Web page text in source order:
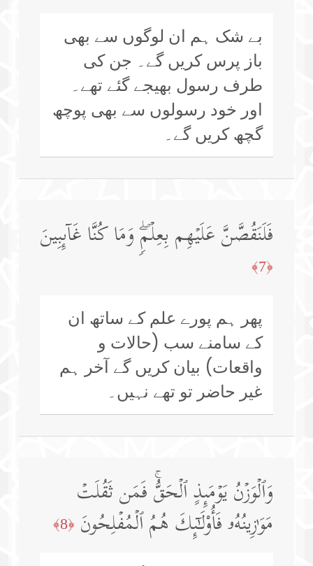
بے شک ہم ان لوگوں سے بھی
باز پرس کریں گے۔ جن کی
طرف رسول بھیجے گئے تھے۔
اور خود رسولوں سے بھی پوچھ
گچھ کریں گے۔
فَلَنَقُصَّنَّ عَلَیۡهِم بِعِلۡمࣲۖ وَمَا كُنَّا غَاۤىِٕبِینَ
﴿7﴾
پھر ہم پورے علم کے ساتھ ان
کے سامنے سب (حالات و
واقعات) بیان کریں گے آخر ہم
غیر حاضر تو تھے نہیں۔
وَٱلۡوَزۡنُ یَوۡمَىِٕذٍ ٱلۡحَقُّۚ فَمَن ثَقُلَتۡ
مَوَ ٰ⁠زِینُهُۥ فَأُو۟لَـٰۤىِٕكَ هُمُ ٱلۡمُفۡلِحُونَ ﴿8﴾